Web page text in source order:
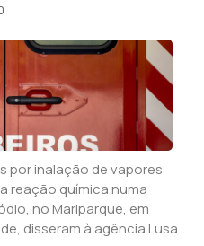
por inalação de vapores
reação química numa
no Mariparque, em
disseram à agência Lusa